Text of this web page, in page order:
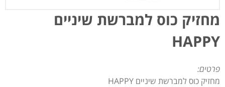
מחזיק כוס למברשת שיניים
HAPPY
פרטים:
מחזיק כוס למברשת שיניים HAPPY